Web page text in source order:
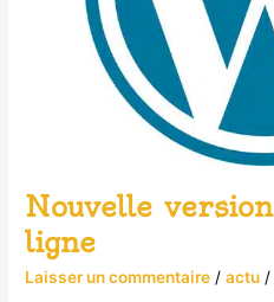
Nouvelle
ligne
Laisser un commentaire /actu